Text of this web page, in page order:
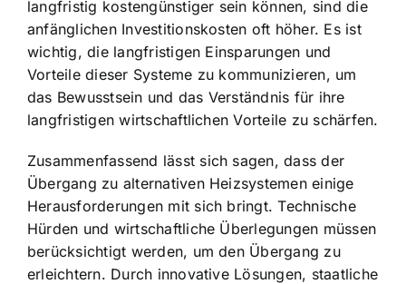
langfristig kostengünstiger sein können, sind die
anfänglichen Investitionskosten oft höher. Es ist
wichtig, die langfristigen Einsparungen und
Vorteile dieser Systeme zu kommunizieren, um
das Bewusstsein und das Verständnis für ihre
langfristigen wirtschaftlichen Vorteile zu schärfen.
Zusammenfassend lässt sich sagen, dass der
Übergang zu alternativen Heizsystemen einige
Herausforderungen mit sich bringt. Technische
Hürden und wirtschaftliche Überlegungen müssen
berücksichtigt werden, um den Übergang zu
erleichtern. Durch innovative Lösungen, staatliche